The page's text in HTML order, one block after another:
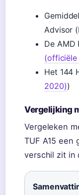
Advisor
De AMD
(officiële
Het 144
2020))
Vergelijking
Vergeleken
TUF A15
verschil zit in